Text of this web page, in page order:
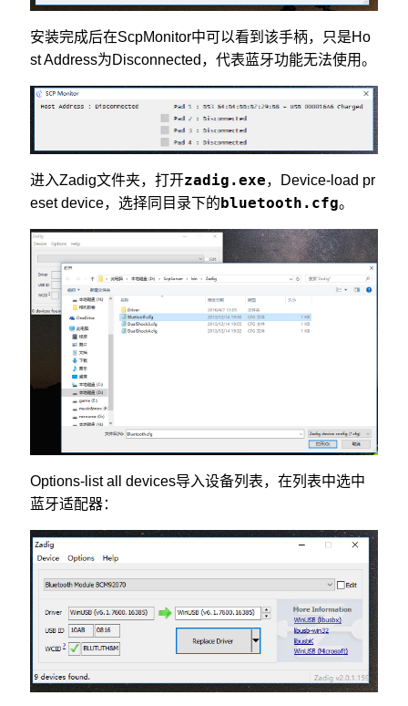
安装完成后在ScpMonitor中可以看到该手柄，只是Ho
st Address为Disconnected，代表蓝牙功能无法使用。
进入Zadig文件夹，打开zadig.exe，Device-load pr
eset device，选择同目录下的bluetooth.cfg。
Options-list all devices导入设备列表，在列表中选中
蓝牙适配器：